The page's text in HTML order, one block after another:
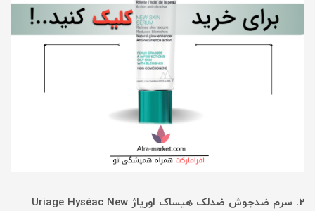
2. سرم ضدجوش ضدلک هیساک اوریاژ Uriage Hyséac New